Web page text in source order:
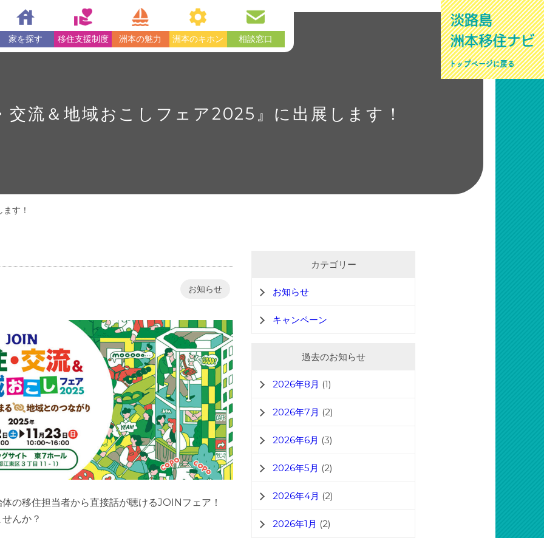
家を探す 移住支援制度 洲本の魅力 洲本のキホン 相談窓口
流＆地域おこしフェア2025』に出展します！
す！
お知らせ
の移住担当者から直接話が聴けるJOINフェア！
んか？
カテゴリー
お知らせ
キャンペーン
過去のお知らせ
2026年8月 (1)
2026年7月 (2)
2026年6月 (3)
2026年5月 (2)
2026年4月 (2)
2026年1月 (2)